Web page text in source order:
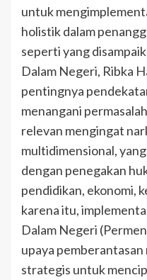
untuk
holistik dalam
seperti yang
Dalam Negeri, Ribka
pentingnya
menangani
relevan mengingat
multidimensional,
dengan penegakan
pendidikan, ekonomi,
karena itu,
Dalam Negeri
upaya
strategis untuk